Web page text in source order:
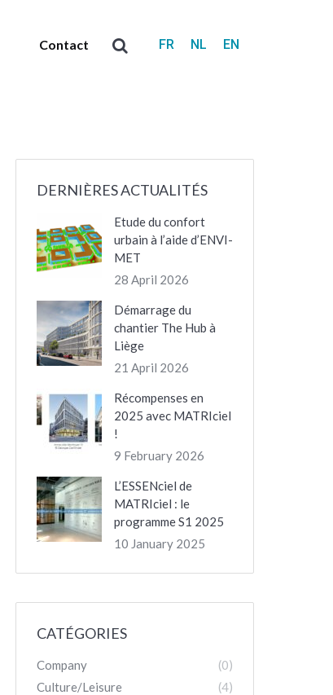
Contact Search: FR NL EN
DERNIÈRES ACTUALITÉS
Etude du confort
urbain à l’aide d’ENVI-
MET
28 April 2026
Démarrage du
chantier The Hub à
Liège
21 April 2026
Récompenses en
2025 avec MATRIciel
!
9 February 2026
L’ESSENciel de
MATRIciel : le
programme S1 2025
10 January 2025
CATÉGORIES
Company
(0)
Culture/Leisure
(4)